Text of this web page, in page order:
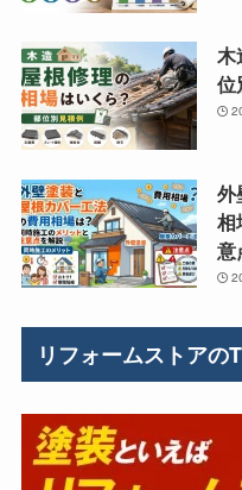
木
位
外
相
意
リフォームストアの